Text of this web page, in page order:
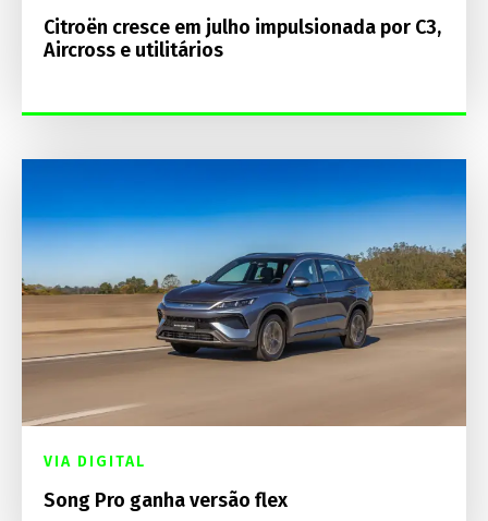
Citroën cresce em julho impulsionada por C3,
Aircross e utilitários
VIA DIGITAL
Song Pro ganha versão flex